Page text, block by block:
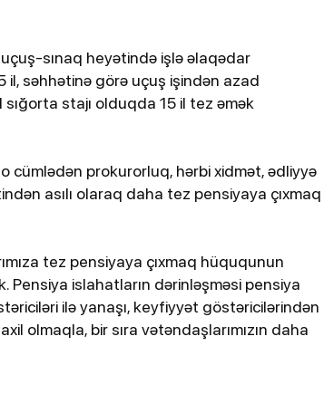
sınaq heyətində işlə əlaqədar
il, səhhətinə görə uçuş işindən azad
sığorta stajı olduqda 15 il tez əmək
cümlədən prokurorluq, hərbi xidmət, ədliyyə
asılı olaraq daha tez pensiyaya çıxmaq
tez pensiyaya çıxmaq hüququnun
Pensiya islahatların dərinləşməsi pensiya
ilə yanaşı, keyfiyyət göstəricilərindən
olmaqla, bir sıra vətəndaşlarımızın daha